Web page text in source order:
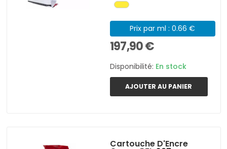
Prix par ml : 0.66 €
197,90 €
Disponibilité: En stock
AJOUTER AU PANIER
Cartouche D'Encre